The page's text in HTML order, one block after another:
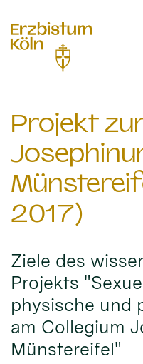
Projekt
2017)
Ziele des
Projekts
physische und
am Collegium
Münstereifel"